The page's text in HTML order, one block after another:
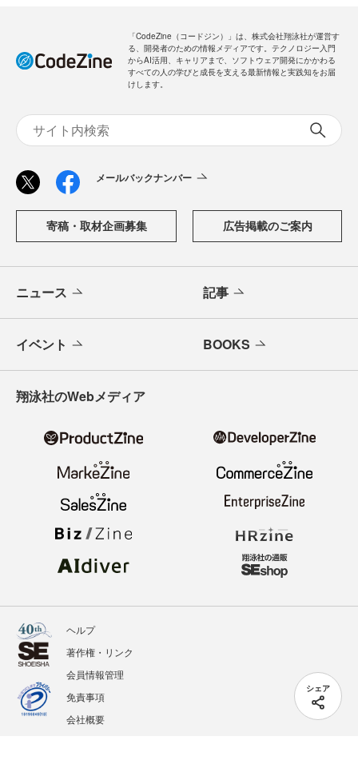
シェア
「CodeZine（コードジン）」は、株式会社翔泳社が運営す
る、開発者のための情報メディアです。テクノロジー入門
からAI活用、キャリアまで、ソフトウェア開発にかかわる
すべての人の学びと成長を支える最新情報と実践知をお届
けします。
メールバックナンバー
寄稿・取材企画募集 広告掲載のご案内
ニュース 記事
イベント BOOKS
翔泳社のWebメディア
ヘルプ
著作権・リンク
会員情報管理
免責事項
会社概要